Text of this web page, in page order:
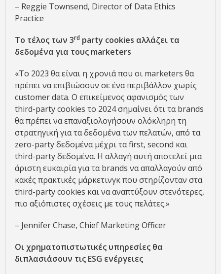
– Reggie Townsend, Director of Data Ethics
Practice
Το τέλος των 3rd party cookies αλλάζει τα
δεδομένα για τους marketers
«Το 2023 θα είναι η χρονιά που οι marketers θα
πρέπει να επιβιώσουν σε ένα περιβάλλον χωρίς
customer data. Ο επικείμενος αφανισμός των
third-party cookies το 2024 σημαίνει ότι τα brands
θα πρέπει να επαναξιολογήσουν ολόκληρη τη
στρατηγική για τα δεδομένα των πελατών, από τα
zero-party δεδομένα μέχρι τα first, second και
third-party δεδομένα. Η αλλαγή αυτή αποτελεί μια
άριστη ευκαιρία για τα brands να απαλλαγούν από
κακές πρακτικές μάρκετινγκ που στηρίζονταν στα
third-party cookies και να αναπτύξουν στενότερες,
πιο αξιόπιστες σχέσεις με τους πελάτες.»
– Jennifer Chase, Chief Marketing Officer
Οι χρηματοπιστωτικές υπηρεσίες θα
διπλασιάσουν τις ESG ενέργειες